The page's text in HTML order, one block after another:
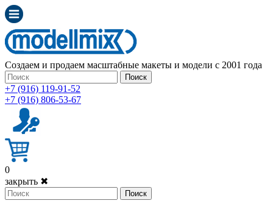
Создаем и продаем масштабные макеты и модели с 2001 года
Поиск
+7 (916) 119-91-52
+7 (916) 806-53-67
0
закрыть ✖
Поиск